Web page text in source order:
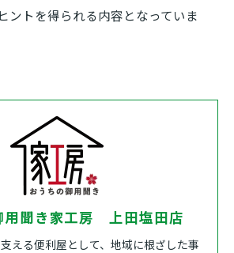
ントを得られる内容となっていま
用聞き家工房 上田塩田店
える便利屋として、地域に根ざした事